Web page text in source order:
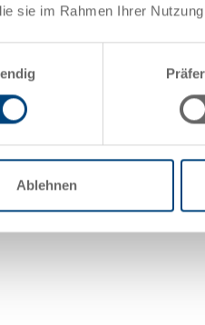
sie im Rahmen Ihrer
Ablehnen